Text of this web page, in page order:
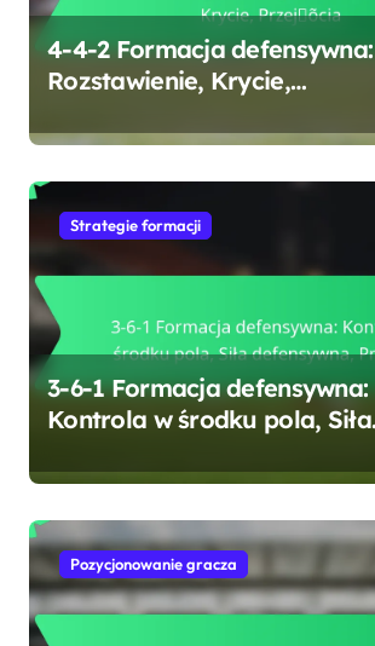
4-4-2 Formacja defensywna:
Rozstawienie, Krycie,
Strategie formacji
3-6-1 Formacja defensywna:
Kontrola w środku pola, Siła
Pozycjonowanie gracza